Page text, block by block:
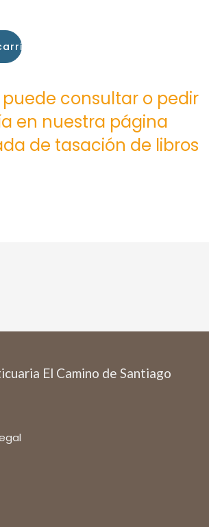
puede consultar o pedir
en nuestra página
de tasación de libros
El Camino de Santiago